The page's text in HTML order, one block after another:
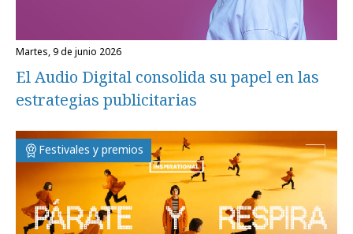
martes, 9 de junio 2026
El Audio Digital consolida su papel en las
estrategias publicitarias
Festivales y premios